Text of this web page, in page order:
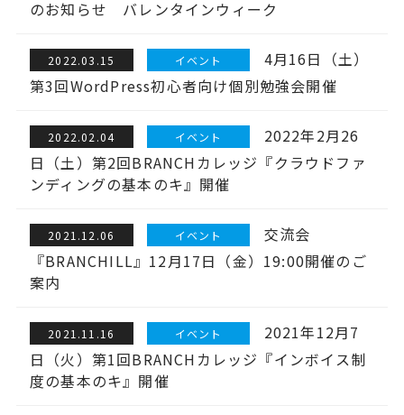
のお知らせ バレンタインウィーク
2022.03.15 イベント
4月16日（土）
第3回WordPress初心者向け個別勉強会開催
2022.02.04 イベント
2022年2月26
日（土）第2回BRANCHカレッジ『クラウドファ
ンディングの基本のキ』開催
2021.12.06 イベント
交流会
『BRANCHILL』12月17日（金）19:00開催のご
案内
2021.11.16 イベント
2021年12月7
日（火）第1回BRANCHカレッジ『インボイス制
度の基本のキ』開催